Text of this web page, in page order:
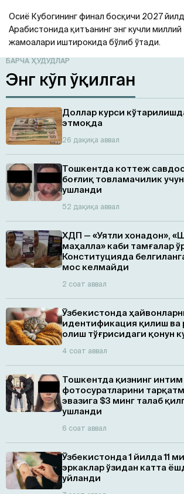
Осиё Кубогининг финал босқичи 2027
Арабистонида қитъанинг энг кучли
жамоалари иштирокида бўлиб ўтади.
БАРЧА ҲУДУДЛАР
Энг кўп ўқилган
Доллар курси
этмоқда
26 дақиқа аввал
Тошкентда коттеж
боғлиқ товламачилик
ушланди
52 дақиқа аввал
ХДП — «Уятли хонадон»,
маҳалла» каби тамғалар
Конституцияда
мос келмайди
2 соат аввал
Ўзбекистонда
идентификация қилиш ва
олиш тўғрисидаги қонун
4 соат аввал
Тошкентда қизнинг интим
фотосуратларини
эвазига $3 минг талаб
ушланди
6 соат аввал
Ўзбекистонда 1 йилда 11
эркаклар ўзидан катта
уйланди